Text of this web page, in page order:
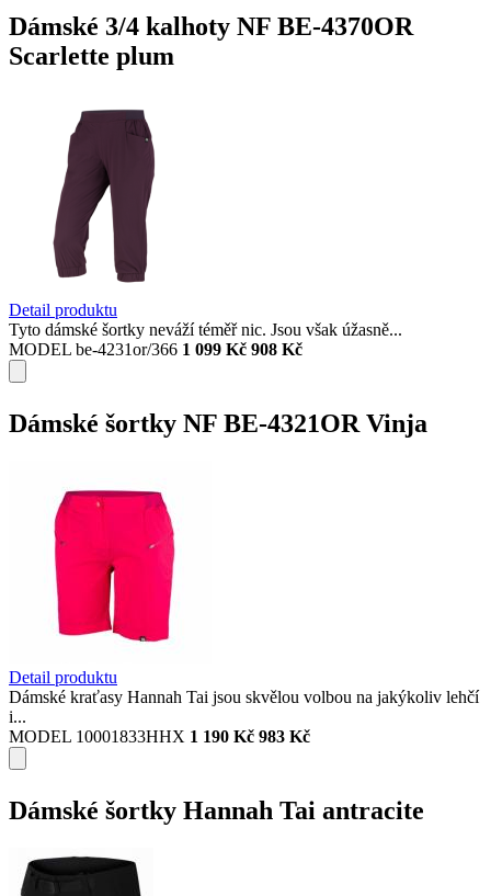
Dámské 3/4 kalhoty NF BE-4370OR
Scarlette plum
Detail produktu
Tyto dámské šortky neváží téměř nic. Jsou však úžasně...
MODEL be-4231or/366 1 099 Kč 908 Kč
Dámské šortky NF BE-4321OR Vinja
Detail produktu
Dámské kraťasy Hannah Tai jsou skvělou volbou na jakýkoliv lehčí
i...
MODEL 10001833HHX 1 190 Kč 983 Kč
Dámské šortky Hannah Tai antracite